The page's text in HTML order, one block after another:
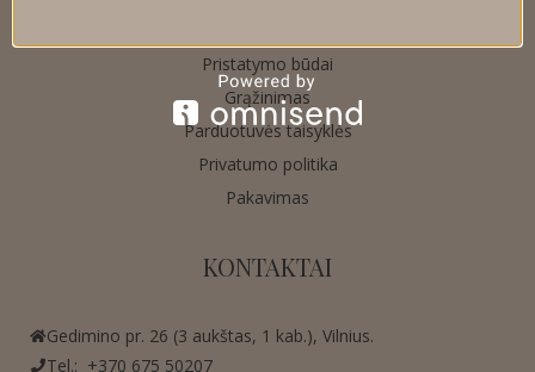
Pristatymo būdai
Grąžinimas
Parduotuvės taisyklės
Privatumo politika
Pakavimas
KONTAKTAI
Gedimino pr. 26 (3 aukštas, 1 kab.), Vilnius.
Tel.: +370 675 50207